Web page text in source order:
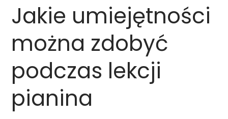
Jakie umiejętności
można zdobyć
podczas lekcji
pianina